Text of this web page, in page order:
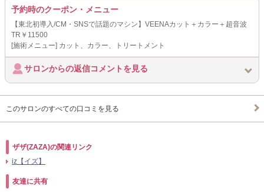
予約時のクーポン・メニュー
【東北初導入/CM・SNSで話題のマシン】VEENAカット＋カラー＋超音波
TR￥11500
[施術メニュー] カット、カラー、トリートメント
サロンからの返信コメントを見る
このサロンのすべての口コミを見る
ザザ(ZAZA)の関連リンク
iz【イズ】
友達に共有